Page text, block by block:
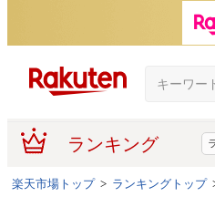
ランキング
楽天市場トップ> ランキングトップ